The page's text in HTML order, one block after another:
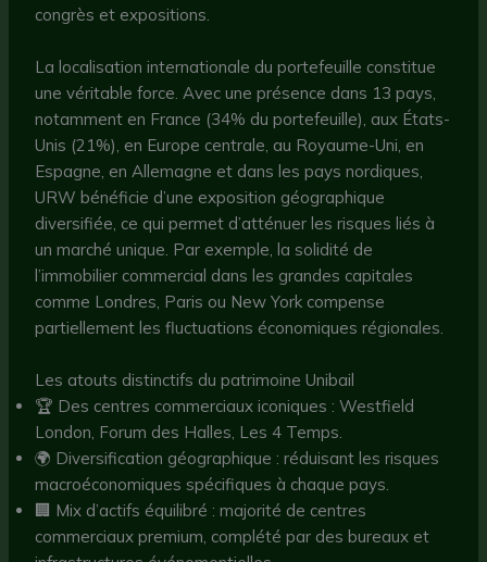
congrès et expositions.
La localisation internationale du portefeuille constitue
une véritable force. Avec une présence dans 13 pays,
notamment en France (34% du portefeuille), aux États-
Unis (21%), en Europe centrale, au Royaume-Uni, en
Espagne, en Allemagne et dans les pays nordiques,
URW bénéficie d’une exposition géographique
diversifiée, ce qui permet d’atténuer les risques liés à
un marché unique. Par exemple, la solidité de
l’immobilier commercial dans les grandes capitales
comme Londres, Paris ou New York compense
partiellement les fluctuations économiques régionales.
Les atouts distinctifs du patrimoine Unibail
🏆 Des centres commerciaux iconiques : Westfield
London, Forum des Halles, Les 4 Temps.
🌍 Diversification géographique : réduisant les risques
macroéconomiques spécifiques à chaque pays.
🏢 Mix d’actifs équilibré : majorité de centres
commerciaux premium, complété par des bureaux et